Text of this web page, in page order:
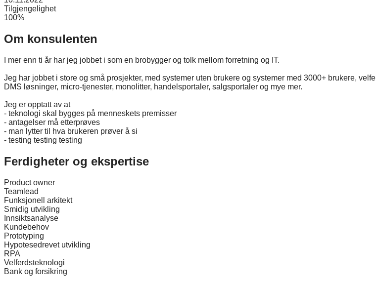
Tilgjengelighet
100%
Om konsulenten
I mer enn ti år har jeg jobbet i som en brobygger og tolk mellom forretning og IT.
Jeg har jobbet i store og små prosjekter, med systemer uten brukere og systemer med 3000+ brukere,
DMS løsninger, micro-tjenester, monolitter, handelsportaler, salgsportaler og mye mer.
Jeg er opptatt av at
- teknologi skal bygges på menneskets premisser
- antagelser må etterprøves
- man lytter til hva brukeren prøver å si
- testing testing testing
Ferdigheter og ekspertise
Product owner
Teamlead
Funksjonell arkitekt
Smidig utvikling
Innsiktsanalyse
Kundebehov
Prototyping
Hypotesedrevet utvikling
RPA
Velferdsteknologi
Bank og forsikring